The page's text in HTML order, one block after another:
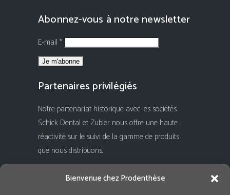
Bienvenue chez Prodenthèse
Abonnez-vous à notre newsletter
E-mail *
Partenaires privilégiés
Notre partenariat historique avec les sociétés
Schick Dental et Zubler nous offre une haute
réactivité sur le suivi de la gamme de produits
que nous distribuons.
Rejoignez-nous !